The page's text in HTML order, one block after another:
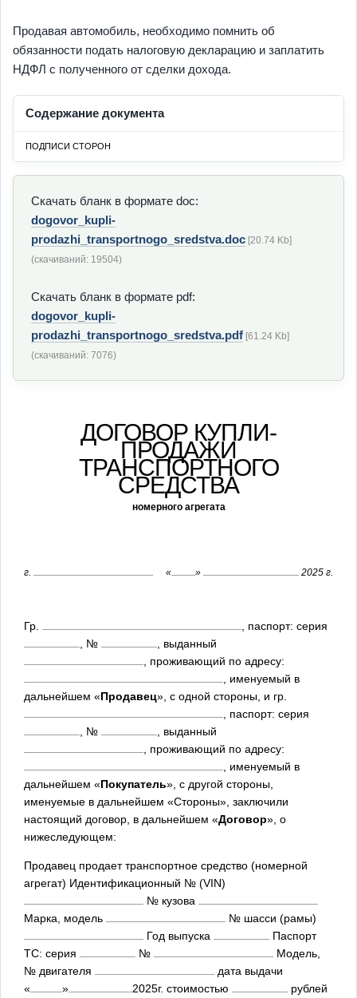
Продавая автомобиль, необходимо помнить об
обязанности подать налоговую декларацию и заплатить
НДФЛ с полученного от сделки дохода.
Содержание документа
ПОДПИСИ СТОРОН
Скачать бланк в формате doc:
dogovor_kupli-
prodazhi_transportnogo_sredstva.doc [20.74 Kb]
(cкачиваний: 19504)
Скачать бланк в формате pdf:
dogovor_kupli-
prodazhi_transportnogo_sredstva.pdf [61.24 Kb]
(cкачиваний: 7076)
ДОГОВОР КУПЛИ-
ПРОДАЖИ
ТРАНСПОРТНОГО
СРЕДСТВА
номерного агрегата
г. « » 2025 г.
Гр.
, паспорт: серия
, №
, выданный
, проживающий по адресу:
, именуемый в
дальнейшем «Продавец», с одной стороны, и гр.
, паспорт: серия
, №
, выданный
, проживающий по адресу:
, именуемый в
дальнейшем «Покупатель», с другой стороны,
именуемые в дальнейшем «Стороны», заключили
настоящий договор, в дальнейшем «Договор», о
нижеследующем:
Продавец продает транспортное средство (номерной
агрегат) Идентификационный № (VIN)
№ кузова
Марка, модель
№ шасси (рамы)
Год выпуска
Паспорт
ТС: серия
№
Модель,
№ двигателя
дата выдачи
«
» 2025г. стоимостью
рублей